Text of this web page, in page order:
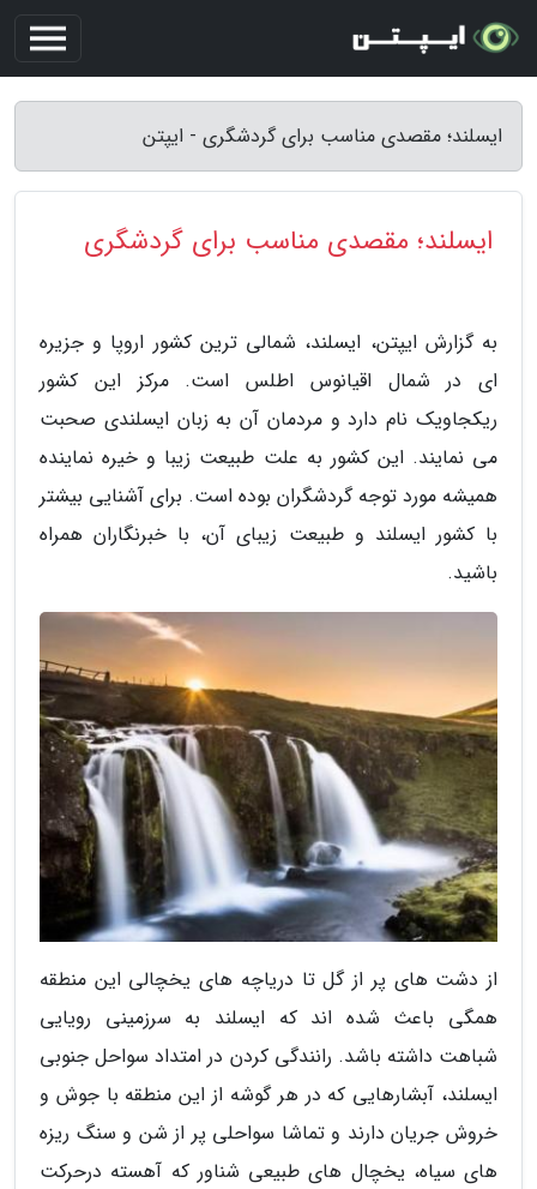
ایسلند؛ مقصدی مناسب برای گردشگری - ایپتن
ایسلند؛ مقصدی مناسب برای گردشگری
به گزارش ایپتن، ایسلند، شمالی ترین کشور اروپا و جزیره
ای در شمال اقیانوس اطلس است. مرکز این کشور
ریکجاویک نام دارد و مردمان آن به زبان ایسلندی صحبت
می نمایند. این کشور به علت طبیعت زیبا و خیره نماینده
همیشه مورد توجه گردشگران بوده است. برای آشنایی بیشتر
با کشور ایسلند و طبیعت زیبای آن، با خبرنگاران همراه
باشید.
از دشت های پر از گل تا دریاچه های یخچالی این منطقه
همگی باعث شده اند که ایسلند به سرزمینی رویایی
شباهت داشته باشد. رانندگی کردن در امتداد سواحل جنوبی
ایسلند، آبشارهایی که در هر گوشه از این منطقه با جوش و
خروش جریان دارند و تماشا سواحلی پر از شن و سنگ ریزه
های سیاه، یخچال های طبیعی شناور که آهسته درحرکت